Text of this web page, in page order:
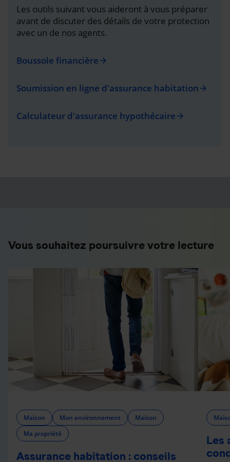
Les outils suivant vous aideront à vous préparer
avant de discuter des détails de votre protection
avec un de nos agents.
Boussole financière arrow_forward
Soumission en ligne d'assurance habitation arrow_forward
Calculateur d'assurance hypothécaire arrow_forward
Vous souhaitez poursuivre votre lecture
Maison Mon environnement
Maison
Ma propriété
Assurance habitation : conseils
Les